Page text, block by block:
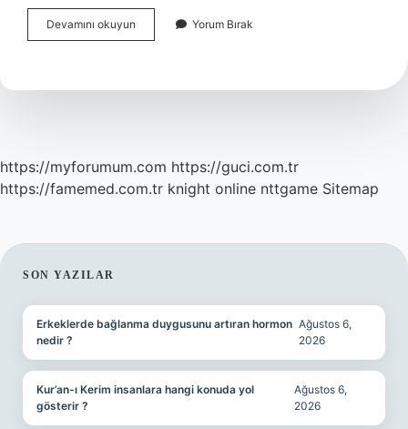
Devamını okuyun
Hangi
Yorum Bırak
https://myforumum.com https://guci.com.tr
https://famemed.com.tr knight online nttgame Sitemap
SIDEBAR
SON YAZILAR
Erkeklerde bağlanma duygusunu artıran hormon
nedir ?
Ağustos 6,
2026
Kur’an-ı Kerim insanlara hangi konuda yol
gösterir ?
Ağustos 6,
2026